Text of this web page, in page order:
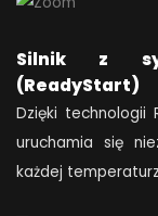
Silnik z
(ReadyStart)
Dzięki technologii
uruchamia się
każdej